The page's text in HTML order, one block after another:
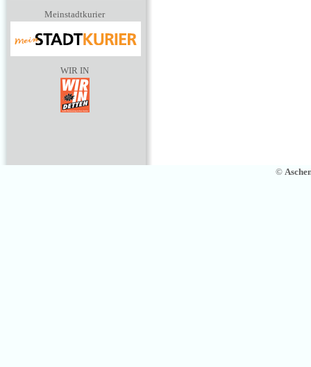
Meinstadtkurier
WIR IN
©